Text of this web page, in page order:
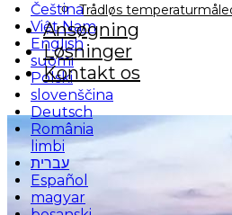
Čeština
Việt Nam
English
suomi
Polski
slovenščina
Deutsch
România
limbi
עברית
Español
magyar
Trådløs
Ansøgning
Løsninger
Kontakt os